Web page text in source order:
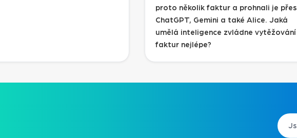
proto několik faktur a prohnali je přes
ChatGPT, Gemini a také Alice. Jaká
umělá inteligence zvládne vytěžování
faktur nejlépe?